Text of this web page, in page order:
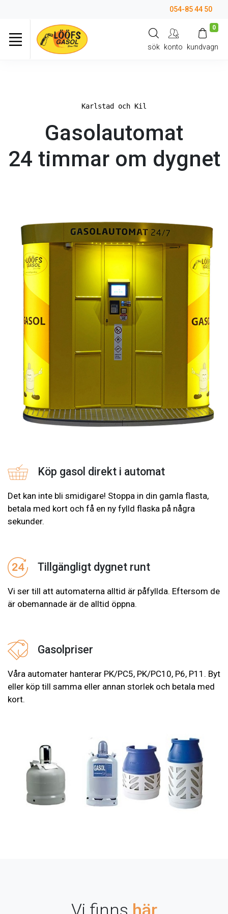
054-85 44 50
sök konto
0
kundvagn
Karlstad och Kil
Gasolautomat
24 timmar om dygnet
Köp gasol direkt i automat
Det kan inte bli smidigare! Stoppa in din gamla flasta,
betala med kort och få en ny fylld flaska på några
sekunder.
Tillgängligt dygnet runt
Vi ser till att automaterna alltid är påfyllda. Eftersom de
är obemannade är de alltid öppna.
Gasolpriser
Våra automater hanterar PK/PC5, PK/PC10, P6, P11. Byt
eller köp till samma eller annan storlek och betala med
kort.